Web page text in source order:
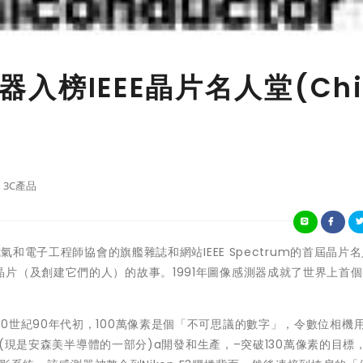
入榜IEEE晶片名人堂
3C產品
和電子工程師協會的旗艦雜誌和網站IEEE Spectrum的首屆晶片
（及創建它們的人）的故事。1991年圖像感測器成就了世界上首
紀90年代初，100萬像素是個「不可思議的數字」，令數位相機
是安森美半導體的一部分)a開發和生產，–突破130萬像素的目標